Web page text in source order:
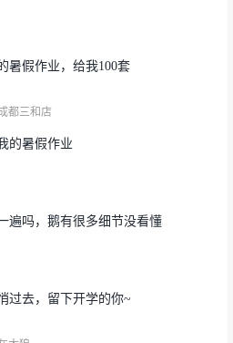
艰辛。
立刻与团队成员进行了一次
产品和服务，确定了比赛策
优化，分析了竞争对手的优
应的对策，同时还检查了计
保比赛过程不会“掉链子”。
励，确保团队的每个人都有
是我们拿下优胜奖的“垫脚
暑假作业，给我100套
都三和店
的暑假作业
遍吗，鹅有很多细节没看懂
过去，留下开学的你~